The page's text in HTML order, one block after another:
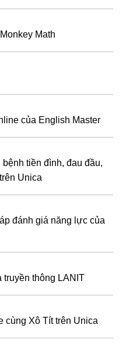
Math
của English Master
tiền đình, đau đầu,
Unica
đánh giá năng lực của
truyền thông LANIT
cùng Xô Tít trên Unica